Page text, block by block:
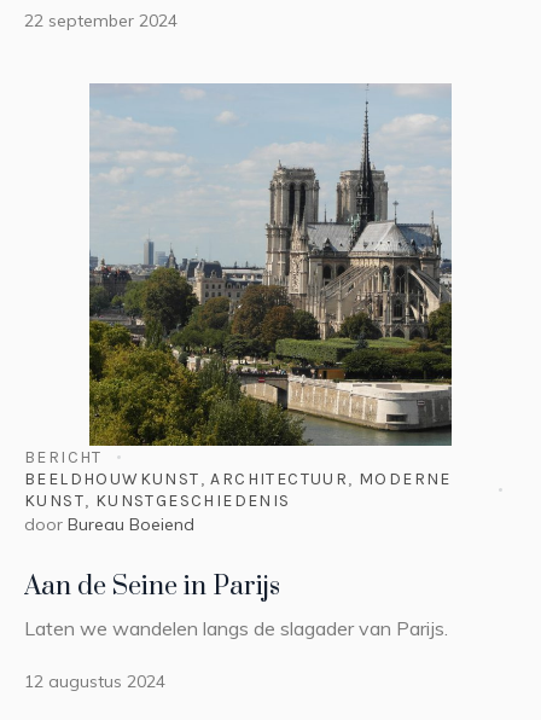
22 september 2024
BERICHT
BEELDHOUWKUNST,ARCHITECTUUR, MODERNE
KUNST, KUNSTGESCHIEDENIS
door Bureau Boeiend
Aan de Seine in Parijs
Laten we wandelen langs de slagader van Parijs.
12 augustus 2024